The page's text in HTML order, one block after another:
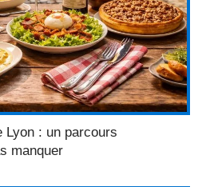
Lyon : un parcours
manquer